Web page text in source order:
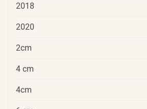
2018
2020
2cm
4 cm
4cm